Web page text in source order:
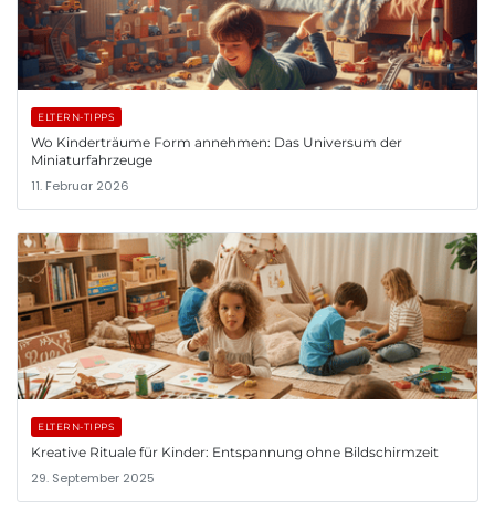
ELTERN-TIPPS
Wo Kinderträume Form annehmen: Das Universum der
Miniaturfahrzeuge
11. Februar 2026
ELTERN-TIPPS
Kreative Rituale für Kinder: Entspannung ohne Bildschirmzeit
29. September 2025